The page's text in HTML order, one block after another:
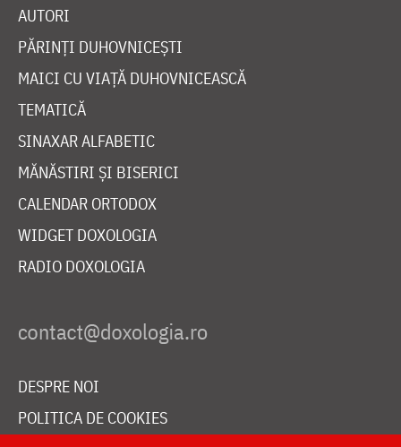
AUTORI
PĂRINȚI DUHOVNICEȘTI
MAICI CU VIAȚĂ DUHOVNICEASCĂ
TEMATICĂ
SINAXAR ALFABETIC
MĂNĂSTIRI ȘI BISERICI
CALENDAR ORTODOX
WIDGET DOXOLOGIA
RADIO DOXOLOGIA
DESPRE NOI
POLITICA DE COOKIES